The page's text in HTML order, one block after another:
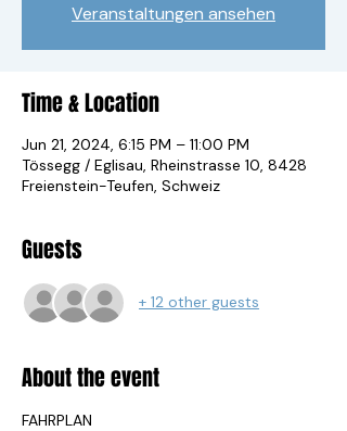
Veranstaltungen ansehen
Time & Location
Jun 21, 2024, 6:15 PM – 11:00 PM
Tössegg / Eglisau, Rheinstrasse 10, 8428
Freienstein-Teufen, Schweiz
Guests
+ 12 other guests
About the event
FAHRPLAN